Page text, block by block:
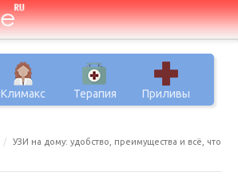
Климакс Терапия Приливы
УЗИ на дому: удобство, преимущества и всё, что